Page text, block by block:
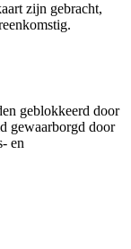
zijn gebracht,
geblokkeerd door
gewaarborgd door
en